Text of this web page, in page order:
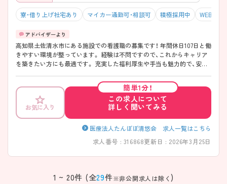
寮・借り上げ社宅あり マイカー通勤可・相談可 積極採用中 WEB面接
高知県土佐清水市にある施設での看護職の募集です！ 年間休日107日と働
きやすい環境が整っています。 経験は不問ですので、これからキャリア
を築きたい方にも最適です。 充実した福利厚生や手当も魅力的で、安心
ますので、お気軽にお問い合わせください。
お気に入り
簡単1分！
この求人について
詳しく聞いてみる
医療法人たんぽぽ清悠会 求人一覧はこちら
求人番号 : 316868更新日 : 2026年3月25日
1 ~ 20件 (全29件※非公開求人は除く )